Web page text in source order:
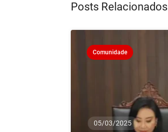
Posts Relacionados
Comunidade
05/03/2025